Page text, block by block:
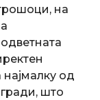
на
од
што